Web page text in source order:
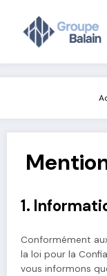
contenu
1.
Conformément
la loi pour la
vous informons